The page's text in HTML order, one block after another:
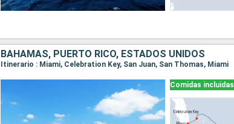
BAHAMAS, PUERTO RICO, ESTADOS UNIDOS
Itinerario : Miami, Celebration Key, San Juan, San Thomas, Miami
Comidas incluidas